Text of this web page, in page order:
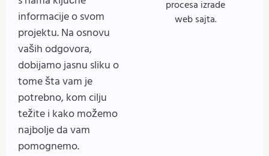
informacije o svom
projektu. Na osnovu
vaših odgovora,
dobijamo jasnu sliku o
tome šta vam je
potrebno, kom cilju
težite i kako možemo
najbolje da vam
pomognemo.